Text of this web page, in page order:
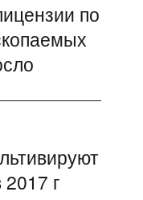
по
г